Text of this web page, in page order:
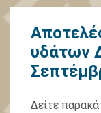
υδάτων
Δείτε